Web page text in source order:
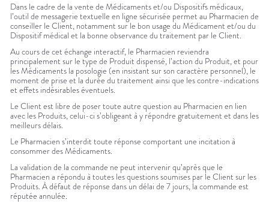
Dans le cadre de la vente de Médicaments et/ou Dispositifs médicaux,
l’outil de messagerie textuelle en ligne sécurisée permet au Pharmacien de
conseiller le Client, notamment sur le bon usage du Médicament et/ou du
Dispositif médical et la bonne observance du traitement par le Client.
Au cours de cet échange interactif, le Pharmacien reviendra
principalement sur le type de Produit dispensé, l’action du Produit, et pour
les Médicaments la posologie (en insistant sur son caractère personnel), le
moment de prise et la durée du traitement ainsi que les contre-indications
et effets indésirables éventuels.
Le Client est libre de poser toute autre question au Pharmacien en lien
avec les Produits, celui-ci s’obligeant à y répondre gratuitement et dans les
meilleurs délais.
Le Pharmacien s’interdit toute réponse comportant une incitation à
consommer des Médicaments.
La validation de la commande ne peut intervenir qu’après que le
Pharmacien a répondu à toutes les questions soumises par le Client sur les
Produits. À défaut de réponse dans un délai de 7 jours, la commande est
réputée annulée.